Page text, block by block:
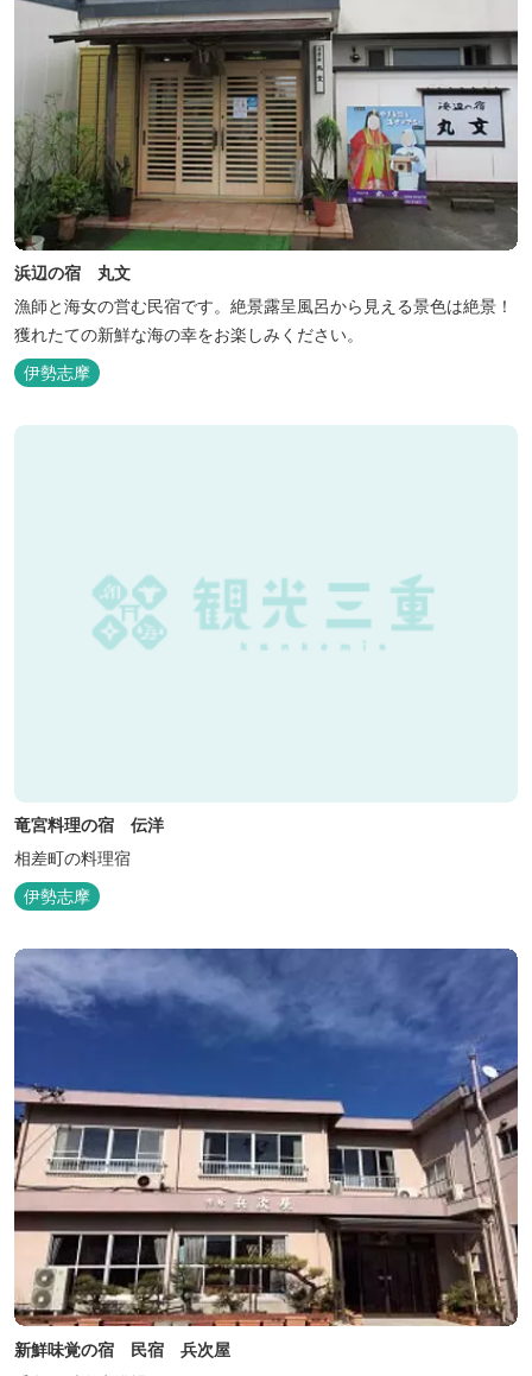
浜辺の宿 丸文
漁師と海女の営む民宿です。絶景露呈風呂から見える景色は絶景！
獲れたての新鮮な海の幸をお楽しみください。
伊勢志摩
竜宮料理の宿 伝洋
相差町の料理宿
伊勢志摩
新鮮味覚の宿 民宿 兵次屋